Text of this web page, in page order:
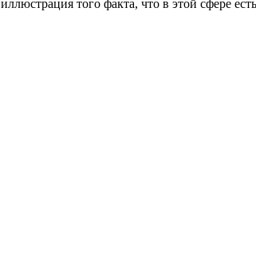
иллюстрация того факта, что в этой сфере